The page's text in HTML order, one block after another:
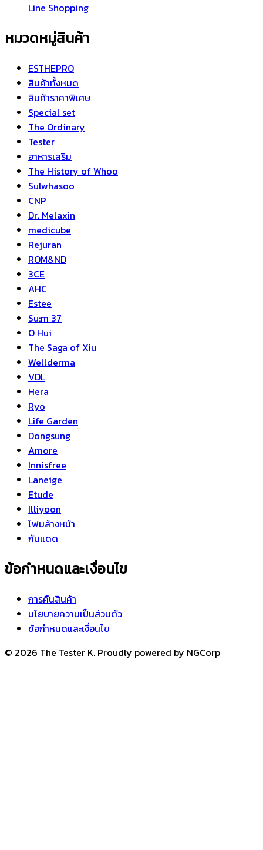
Line Shopping
หมวดหมู่สินค้า
ESTHEPRO
สินค้าทั้งหมด
สินค้าราคาพิเศษ
Special set
The Ordinary
Tester
อาหารเสริม
The History of Whoo
Sulwhasoo
CNP
Dr. Melaxin
medicube
Rejuran
ROM&ND
3CE
AHC
Estee
Su:m 37
O Hui
The Saga of Xiu
Wellderma
VDL
Hera
Ryo
Life Garden
Dongsung
Amore
Innisfree
Laneige
Etude
Illiyoon
โฟมล้างหน้า
กันแดด
ข้อกำหนดและเงื่อนไข
การคืนสินค้า
นโยบายความเป็นส่วนตัว
ข้อกำหนดและเงื่อนไข
© 2026 The Tester K. Proudly powered by NGCorp